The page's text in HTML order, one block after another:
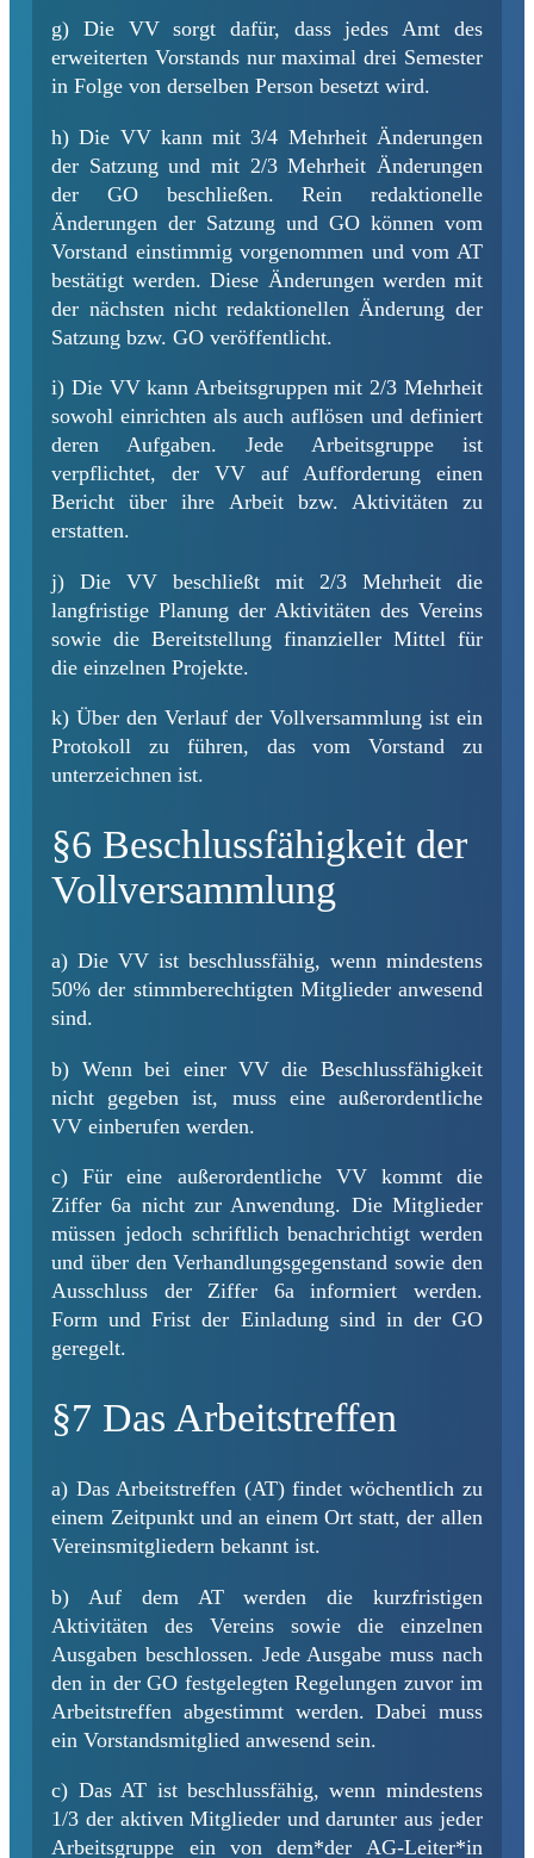
g) Die VV sorgt dafür, dass jedes Amt des
erweiterten Vorstands nur maximal drei Semester
in Folge von derselben Person besetzt wird.
h) Die VV kann mit 3/4 Mehrheit Änderungen
der Satzung und mit 2/3 Mehrheit Änderungen
der GO beschließen. Rein redaktionelle
Änderungen der Satzung und GO können vom
Vorstand einstimmig vorgenommen und vom AT
bestätigt werden. Diese Änderungen werden mit
der nächsten nicht redaktionellen Änderung der
Satzung bzw. GO veröffentlicht.
i) Die VV kann Arbeitsgruppen mit 2/3 Mehrheit
sowohl einrichten als auch auflösen und definiert
deren Aufgaben. Jede Arbeitsgruppe ist
verpflichtet, der VV auf Aufforderung einen
Bericht über ihre Arbeit bzw. Aktivitäten zu
erstatten.
j) Die VV beschließt mit 2/3 Mehrheit die
langfristige Planung der Aktivitäten des Vereins
sowie die Bereitstellung finanzieller Mittel für
die einzelnen Projekte.
k) Über den Verlauf der Vollversammlung ist ein
Protokoll zu führen, das vom Vorstand zu
unterzeichnen ist.
§6 Beschlussfähigkeit der
Vollversammlung
a) Die VV ist beschlussfähig, wenn mindestens
50% der stimmberechtigten Mitglieder anwesend
sind.
b) Wenn bei einer VV die Beschlussfähigkeit
nicht gegeben ist, muss eine außerordentliche
VV einberufen werden.
c) Für eine außerordentliche VV kommt die
Ziffer 6a nicht zur Anwendung. Die Mitglieder
müssen jedoch schriftlich benachrichtigt werden
und über den Verhandlungsgegenstand sowie den
Ausschluss der Ziffer 6a informiert werden.
Form und Frist der Einladung sind in der GO
geregelt.
§7 Das Arbeitstreffen
a) Das Arbeitstreffen (AT) findet wöchentlich zu
einem Zeitpunkt und an einem Ort statt, der allen
Vereinsmitgliedern bekannt ist.
b) Auf dem AT werden die kurzfristigen
Aktivitäten des Vereins sowie die einzelnen
Ausgaben beschlossen. Jede Ausgabe muss nach
den in der GO festgelegten Regelungen zuvor im
Arbeitstreffen abgestimmt werden. Dabei muss
ein Vorstandsmitglied anwesend sein.
c) Das AT ist beschlussfähig, wenn mindestens
1/3 der aktiven Mitglieder und darunter aus jeder
Arbeitsgruppe ein von dem*der AG-Leiter*in